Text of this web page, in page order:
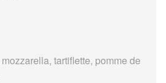
tartiflette, pomme de